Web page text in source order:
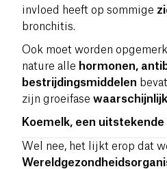
invloed heeft op sommige
bronchitis.
Ook moet worden
nature alle hormonen,
bestrijdingsmiddelen
zijn groeifase waarschijnlijk
Koemelk, een
Wel nee, het lijkt erop dat